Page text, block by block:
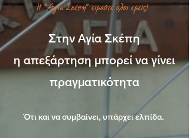
Στην Αγία Σκέπη
η απεξάρτηση μπορεί να γίνει
πραγματικότητα
Ότι και να συμβαίνει, υπάρχει ελπίδα.